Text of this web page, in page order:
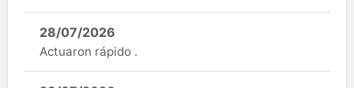
28/07/2026
Actuaron rápido .